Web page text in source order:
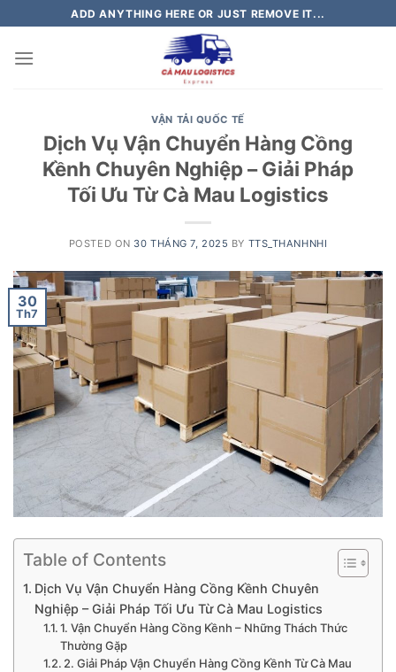
to
content
ADD ANYTHING HERE OR JUST REMOVE IT...
VẬN TẢI QUỐC TẾ
Dịch Vụ Vận Chuyển Hàng Cồng
Kềnh Chuyên Nghiệp – Giải Pháp
Tối Ưu Từ Cà Mau Logistics
POSTED ON 30 THÁNG 7, 2025 BY TTS_THANHNHI
30
Th7
Table of Contents
Dịch Vụ Vận Chuyển Hàng Cồng Kềnh Chuyên
Nghiệp – Giải Pháp Tối Ưu Từ Cà Mau Logistics
1. Vận Chuyển Hàng Cồng Kềnh – Những Thách Thức
Thường Gặp
2. Giải Pháp Vận Chuyển Hàng Cồng Kềnh Từ Cà Mau